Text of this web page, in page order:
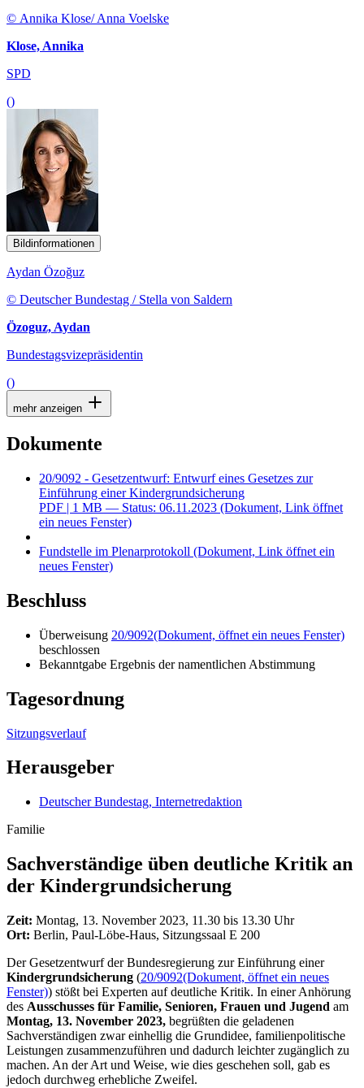
© Annika Klose/ Anna Voelske
Klose, Annika
SPD
()
Bildinformationen
Aydan Özoğuz
© Deutscher Bundestag / Stella von Saldern
Özoguz, Aydan
Bundestagsvizepräsidentin
()
mehr anzeigen
Dokumente
20/9092 - Gesetzentwurf: Entwurf eines Gesetzes zur
Einführung einer Kindergrundsicherung
PDF | 1 MB — Status: 06.11.2023 (Dokument, Link öffnet
ein neues Fenster)
Fundstelle im Plenarprotokoll (Dokument, Link öffnet ein
neues Fenster)
Beschluss
Überweisung 20/9092(Dokument, öffnet ein neues Fenster)
beschlossen
Bekanntgabe Ergebnis der namentlichen Abstimmung
Tagesordnung
Sitzungsverlauf
Herausgeber
Deutscher Bundestag, Internetredaktion
Familie
Sachverständige üben deutliche Kritik an
der Kindergrundsicherung
Zeit: Montag, 13. November 2023, 11.30 bis 13.30 Uhr
Ort: Berlin, Paul-Löbe-Haus, Sitzungssaal E 200
Der Gesetzentwurf der Bundesregierung zur Einführung einer
Kindergrundsicherung (20/9092(Dokument, öffnet ein neues
Fenster)) stößt bei Experten auf deutliche Kritik. In einer Anhörung
des Ausschusses für Familie, Senioren, Frauen und Jugend am
Montag, 13. November 2023, begrüßten die geladenen
Sachverständigen zwar einhellig die Grundidee, familienpolitische
Leistungen zusammenzuführen und dadurch leichter zugänglich zu
machen. An der Art und Weise, wie dies geschehen soll, gab es
jedoch durchweg erhebliche Zweifel.